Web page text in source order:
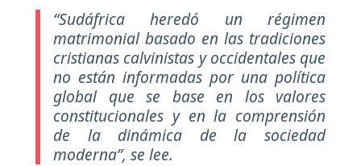
“Sudáfrica heredó un régimen
matrimonial basado en las tradiciones
cristianas calvinistas y occidentales que
no están informadas por una política
global que se base en los valores
constitucionales y en la comprensión
de la dinámica de la sociedad
moderna”, se lee.